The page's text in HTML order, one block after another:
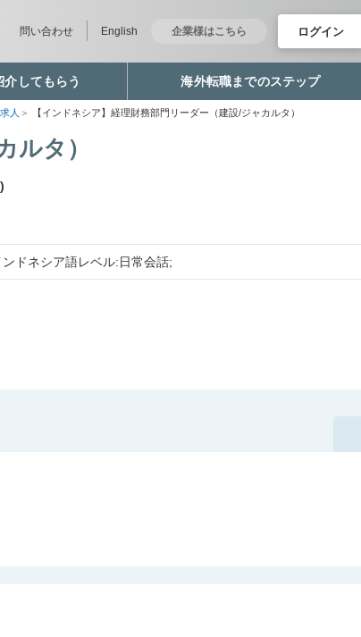
問い合わせ English 企業様はこちら ログイン
してもらう 海外転職までのステップ
人 【インドネシア】経理財務部門リーダー（建設/ジャカルタ）
ルタ）
ドネシア語レベル:日常会話;